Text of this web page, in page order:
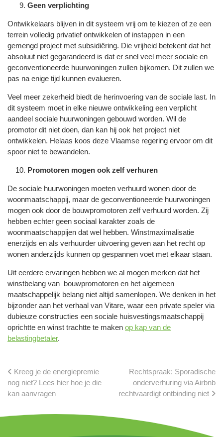
Geen verplichting
Ontwikkelaars blijven in dit systeem vrij om te kiezen of ze een
terrein volledig privatief ontwikkelen of instappen in een
gemengd project met subsidiëring. Die vrijheid betekent dat het
absoluut niet gegarandeerd is dat er snel veel meer sociale en
geconventioneerde huurwoningen zullen bijkomen. Dit zullen we
pas na enige tijd kunnen evalueren.
Veel meer zekerheid biedt de herinvoering van de sociale last. In
dit systeem moet in elke nieuwe ontwikkeling een verplicht
aandeel sociale huurwoningen gebouwd worden. Wil de
promotor dit niet doen, dan kan hij ook het project niet
ontwikkelen. Helaas koos deze Vlaamse regering ervoor om dit
spoor niet te bewandelen.
Promotoren mogen ook zelf verhuren
De sociale huurwoningen moeten verhuurd wonen door de
woonmaatschappij, maar de geconventioneerde huurwoningen
mogen ook door de bouwpromotoren zelf verhuurd worden. Zij
hebben echter geen sociaal karakter zoals de
woonmaatschappijen dat wel hebben. Winstmaximalisatie
enerzijds en als verhuurder uitvoering geven aan het recht op
wonen anderzijds kunnen op gespannen voet met elkaar staan.
Uit eerdere ervaringen hebben we al mogen merken dat het
winstbelang van bouwpromotoren en het algemeen
maatschappelijk belang niet altijd samenlopen. We denken in het
bijzonder aan het verhaal van Vitare, waar een private speler via
dubieuze constructies een sociale huisvestingsmaatschappij
oprichtte en winst trachtte te maken op kap van de
belastingbetaler.
Kreeg je de energiepremie
nog niet? Lees hier hoe je die
kan aanvragen
Rechtspraak: Sporadische
onderverhuring via Airbnb
rechtvaardigt ontbinding niet